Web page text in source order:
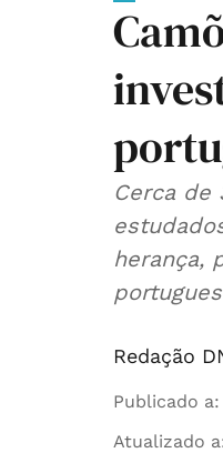
Cerca de
herança,
Redação
Publicado a:
Atualizado a